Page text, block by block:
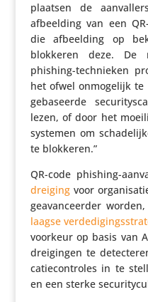
plaatsen de
afbeel­ding van een
die afbeel­ding op
blokkeren deze. De
phishing-tech­nieken
het ofwel onmo­ge­lijk
geba­seerde
lezen, of door het
sys­temen om
te blokkeren.”
QR-code phishing-
dreigingvoor
geavan­ceerder
laagse
voorkeur op basis van
drei­gingen te
ca­tie­con­troles in te
en een sterke